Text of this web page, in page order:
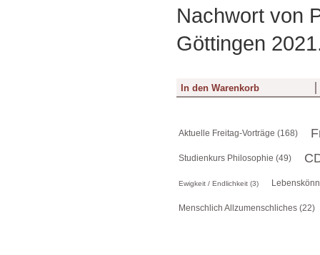
Nachwort von
Göttingen
Aktuelle Freitag-Vorträge (168)
Studienkurs Philosophie (49)
Ewigkeit / Endlichkeit (3)
Menschlich Allzumenschliches (22)